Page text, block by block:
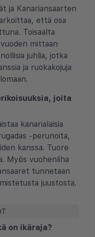
ja Kanariansaarten
että osa
Toisaalta
mittaan
juhlia, jotka
ja ruokakojuja
joita
kanarialaisia
-perunoita,
kanssa. Tuore
Myös vuohenliha
tunnetaan
juustosta.
on ikäraja?